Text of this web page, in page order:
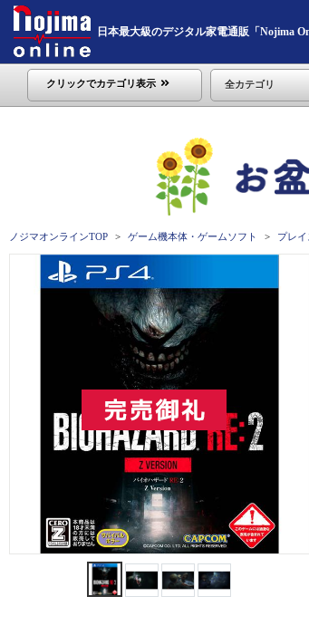
日本最大級のデジタル家電通販「Nojima
クリックでカテゴリ表示 全カテゴリ
ノジマオンラインTOP ゲーム機本体・ゲームソフト プレイ